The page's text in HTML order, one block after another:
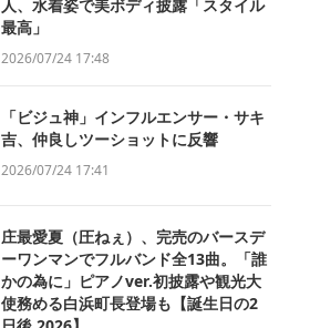
人、水着姿で美ボディ披露「スタイル
最高」
2026/07/24 17:48
「ビジュ神」インフルエンサー・サキ
吉、仲良しツーショットに反響
2026/07/24 17:41
庄最愛夏（圧ねぇ）、完売のバースデ
ーワンマンでフルバンド全13曲。「誰
かの為に」ピアノver.初披露や観光大
使務める白浜町長登場も【誕生日の2